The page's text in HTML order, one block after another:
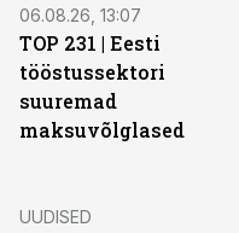
06.08.26, 13:07
TOP 231 | Eesti
tööstussektori
suuremad
maksuvõlglased
UUDISED